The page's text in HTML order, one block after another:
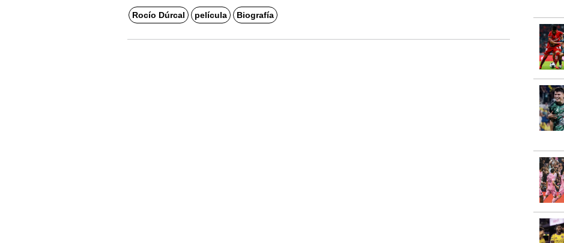
Rocío Dúrcal película Biografía